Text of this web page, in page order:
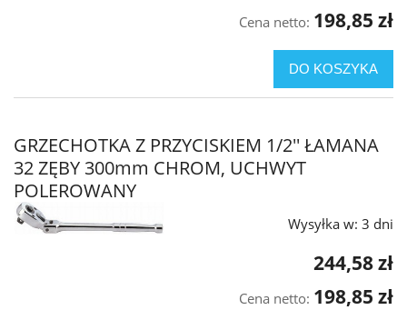
Cena netto: 198,85 zł
DO KOSZYKA
GRZECHOTKA Z PRZYCISKIEM 1/2'' ŁAMANA
32 ZĘBY 300mm CHROM, UCHWYT
POLEROWANY
Wysyłka w: 3 dni
244,58 zł
Cena netto: 198,85 zł